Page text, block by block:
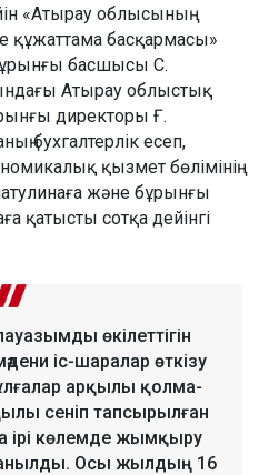
«Атырау облысының
құжаттама басқармасы»
басшысы С.
Атырау облыстық
директоры Ғ.
бухгалтерлік есеп,
қызмет бөлімінің
және бұрынғы
қатысты сотқа дейінгі
өкілеттігін
іс-шаралар өткізу
арқылы қолма-
сеніп тапсырылған
ірі көлемде жымқыру
Осы жылдың 16